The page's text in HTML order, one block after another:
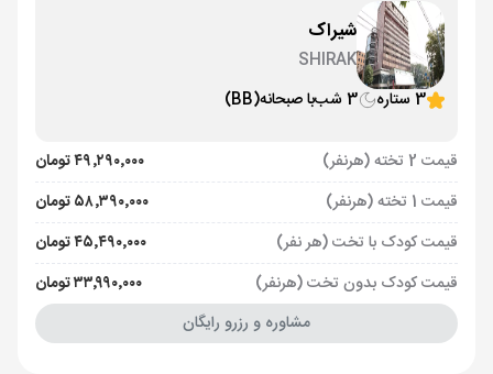
شیراک
SHIRAK
3 ستاره
3 شب با صبحانه(BB)
قیمت 2 تخته (هرنفر)
۴۹٬۲۹۰٬۰۰۰ تومان
قیمت 1 تخته (هرنفر)
۵۸٬۳۹۰٬۰۰۰ تومان
قیمت کودک با تخت (هر نفر)
۴۵٬۴۹۰٬۰۰۰ تومان
قیمت کودک بدون تخت (هرنفر)
۳۳٬۹۹۰٬۰۰۰ تومان
مشاوره و رزرو رایگان